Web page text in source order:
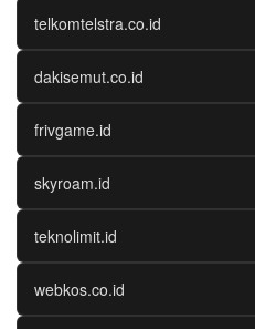
telkomtelstra.co.id
dakisemut.co.id
frivgame.id
skyroam.id
teknolimit.id
webkos.co.id